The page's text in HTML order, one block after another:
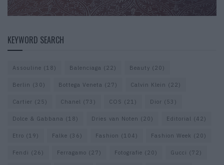
KEYWORD SEARCH
Assouline (18) Balenciaga (22) Beauty (20)
Berlin (30) Bottega Veneta (27) Calvin Klein (22)
Cartier (25) Chanel (73) COS (21) Dior (53)
Dolce & Gabbana (18) Dries van Noten (20) Editorial (42)
Etro (19) Falke (36) Fashion (104) Fashion Week (20)
Fendi (26) Ferragamo (27) Fotografie (20) Gucci (72)